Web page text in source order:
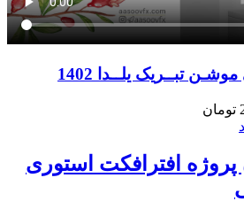
تبــریک یلــدا 1402
تومان
پروژه افترافکت استوری